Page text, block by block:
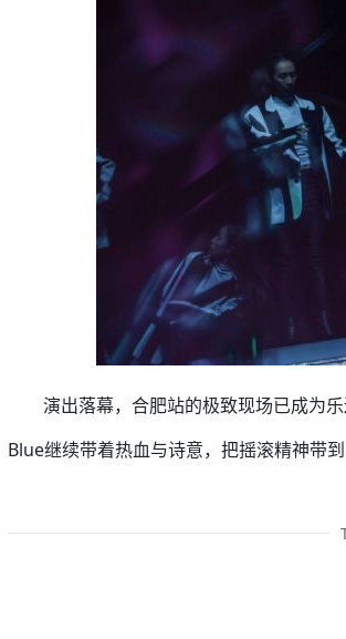
演出落幕，合肥站的极致现场已成为乐
Blue继续带着热血与诗意，把摇滚精神带